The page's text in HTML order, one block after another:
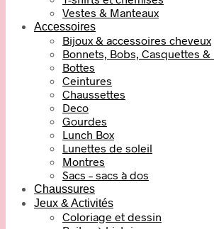
Vestes & Manteaux
Accessoires
Bijoux & accessoires cheveux
Bonnets, Bobs, Casquettes &
Bottes
Ceintures
Chaussettes
Deco
Gourdes
Lunch Box
Lunettes de soleil
Montres
Sacs – sacs à dos
Chaussures
Jeux & Activités
Coloriage et dessin